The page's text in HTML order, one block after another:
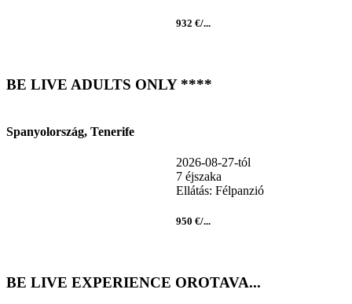
932 €/...
BE LIVE ADULTS ONLY ****
Spanyolország, Tenerife
2026-08-27-tól
7 éjszaka
Ellátás: Félpanzió
950 €/...
BE LIVE EXPERIENCE OROTAVA...